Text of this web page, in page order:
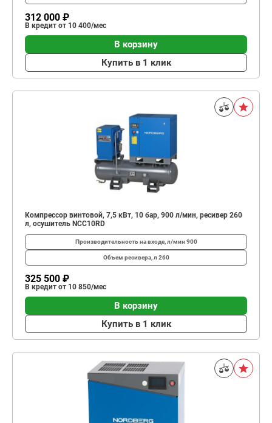
312 000 ₽
В кредит от 10 400/мес
В корзину
Купить в 1 клик
Компрессор винтовой, 7,5 кВт, 10 бар, 900 л/мин, ресивер 260
л, осушитель NCC10RD
Производительность на входе, л/мин 900
Объем ресивера, л 260
325 500 ₽
В кредит от 10 850/мес
В корзину
Купить в 1 клик